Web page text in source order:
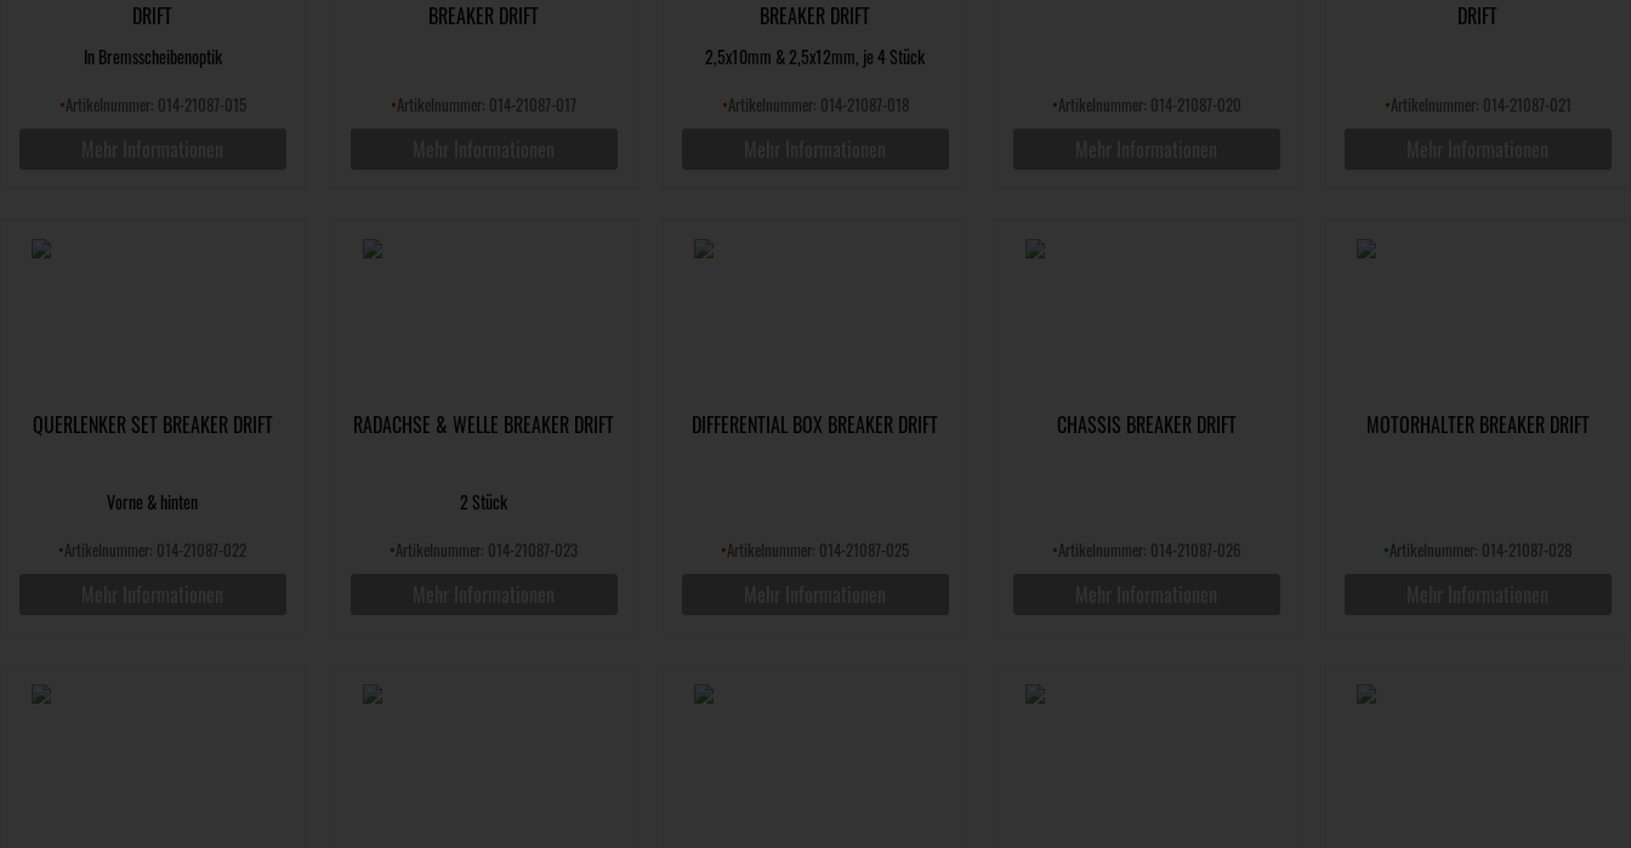
DRIFT
In Bremsscheibenoptik
•Artikelnummer: 014-21087-015
BREAKER DRIFT
•Artikelnummer: 014-21087-017
BREAKER DRIFT
2,5x10mm & 2,5x12mm, je 4 Stück
•Artikelnummer: 014-21087-018 •Artikelnummer: 014-21087-020
DRIFT
•Artikelnummer: 014-21087-021
QUERLENKER SET BREAKER DRIFT
Vorne & hinten
•Artikelnummer: 014-21087-022
RADACHSE & WELLE BREAKER DRIFT
2 Stück
•Artikelnummer: 014-21087-023
DIFFERENTIAL BOX BREAKER DRIFT
•Artikelnummer: 014-21087-025
CHASSIS BREAKER DRIFT
•Artikelnummer: 014-21087-026
MOTORHALTER BREAKER DRIFT
•Artikelnummer: 014-21087-028